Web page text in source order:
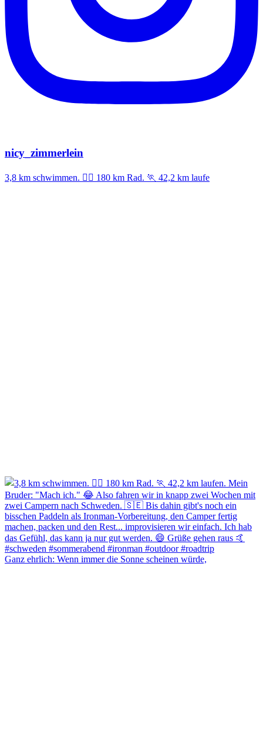
nicy_zimmerlein
3,8 km schwimmen. 🚣‍♀️ 180 km Rad. 🏃 42,2 km laufe
Ganz ehrlich: Wenn immer die Sonne scheinen würde,